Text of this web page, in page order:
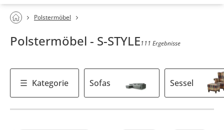
Polstermöbel
Polstermöbel - S-STYLE111 Ergebnisse
Kategorie Sofas Sessel